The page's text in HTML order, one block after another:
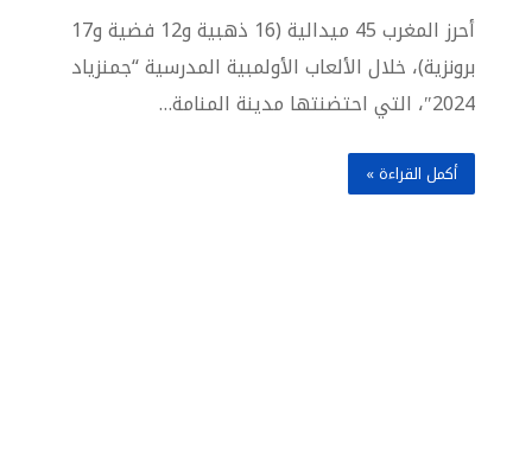
أحرز المغرب 45 ميدالية (16 ذهبية و12 فضية و17
برونزية)، خلال الألعاب الأولمبية المدرسية “جمنزياد
2024″، التي احتضنتها مدينة المنامة…
أكمل القراءة »